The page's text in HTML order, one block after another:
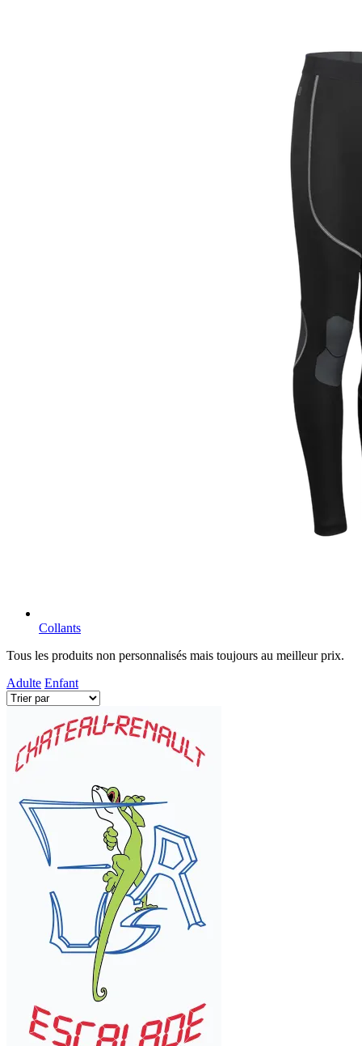
Collants
Tous les produits non personnalisés mais toujours au meilleur prix.
Adulte Enfant